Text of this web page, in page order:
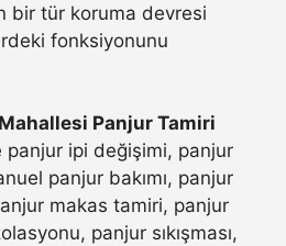
bir tür koruma devresi
fonksiyonunu
Panjur Tamiri
ipi değişimi, panjur
panjur bakımı, panjur
makas tamiri, panjur
panjur sıkışması,